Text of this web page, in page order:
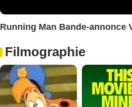
Running Man Bande-annonce
Filmographie